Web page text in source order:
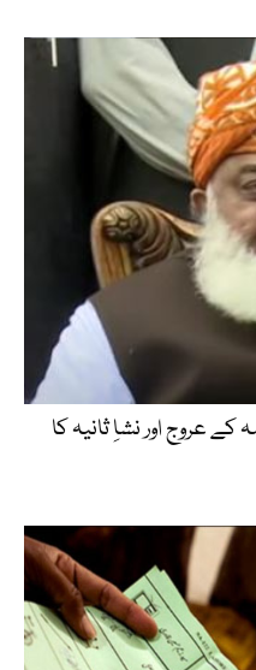
عروج اور نشاِ ثانیہ کا